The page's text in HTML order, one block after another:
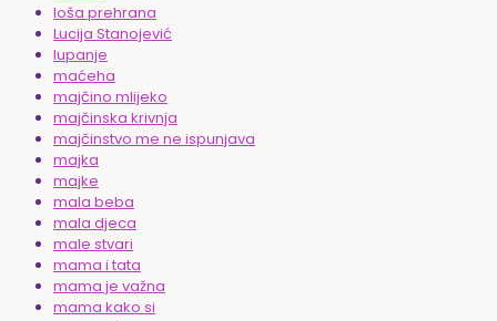
loša prehrana
Lucija Stanojević
lupanje
maćeha
majčino mlijeko
majčinska krivnja
majčinstvo me ne ispunjava
majka
majke
mala beba
mala djeca
male stvari
mama i tata
mama je važna
mama kako si